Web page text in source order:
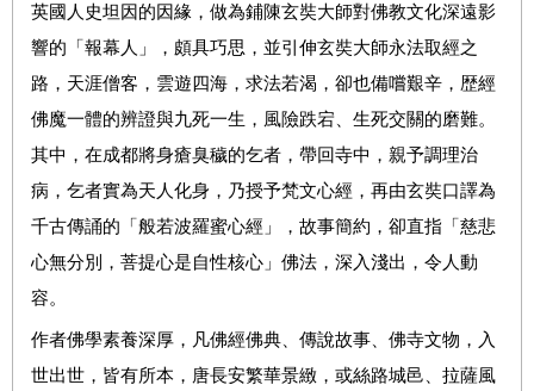
英國人史坦因的因緣，做為鋪陳玄奘大師對佛教文化深遠影
響的「報幕人」，頗具巧思，並引伸玄奘大師永法取經之
路，天涯僧客，雲遊四海，求法若渴，卻也備嚐艱辛，歴經
佛魔一體的辨證與九死一生，風險跌宕、生死交關的磨難。
其中，在成都將身瘡臭穢的乞者，帶回寺中，親予調理治
病，乞者實為天人化身，乃授予梵文心經，再由玄奘口譯為
千古傳誦的「般若波羅蜜心經」，故事簡約，卻直指「慈悲
心無分別，菩提心是自性核心」佛法，深入淺出，令人動
容。
作者佛學素養深厚，凡佛經佛典、傳說故事、佛寺文物，入
世出世，皆有所本，唐長安繁華景緻，或絲路城邑、拉薩風